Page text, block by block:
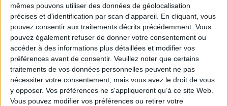
mêmes pouvons utiliser des données de géolocalisation
précises et d’identification par scan d'appareil. En cliquant, vous
pouvez consentir aux traitements décrits précédemment. Vous
pouvez également refuser de donner votre consentement ou
accéder à des informations plus détaillées et modifier vos
préférences avant de consentir. Veuillez noter que certains
traitements de vos données personnelles peuvent ne pas
nécessiter votre consentement, mais vous avez le droit de vous
y opposer. Vos préférences ne s'appliqueront qu’à ce site Web.
Vous pouvez modifier vos préférences ou retirer votre
Description Référence
Normes européennes.
Diamètre de l'interrupteur 7cm . Se ferme par
clips.